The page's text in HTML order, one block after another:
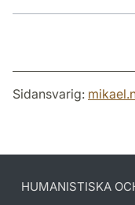
Sidansvarig:
HUMANISTISKA